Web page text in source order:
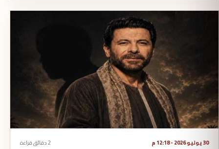
30 يوليو 2026 - 12:18 م 2 دقائق قراءة